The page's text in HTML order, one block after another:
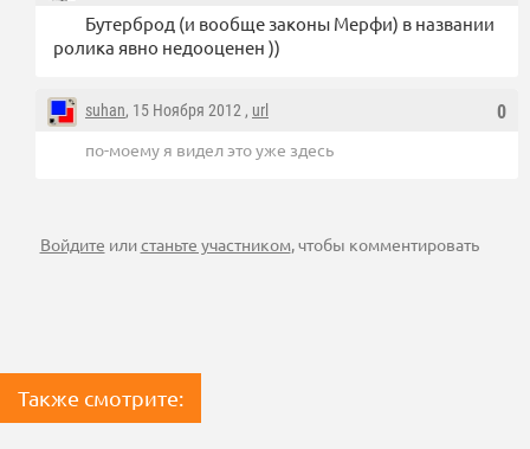
Бутерброд (и вообще законы Мерфи) в названии
ролика явно недооценен ))
0
suhan, 15 Ноября 2012 , url
по-моему я видел это уже здесь
Войдите илистаньте участником, чтобы комментировать
Также смотрите: